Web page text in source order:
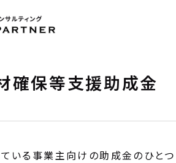
重要性とアプローチ
み作り
作り
材確保等支援助成金
いる事業主向けの助成金のひとつ